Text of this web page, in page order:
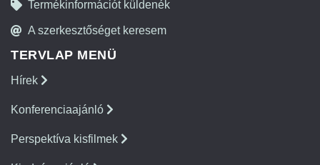
Termékinformációt küldenék
A szerkesztőséget keresem
TERVLAP MENÜ
Hírek
Konferenciaajánló
Perspektíva kisfilmek